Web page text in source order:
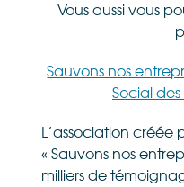
Vous aussi vous
Sauvons nos
Social
L’association créée
« Sauvons nos
milliers de